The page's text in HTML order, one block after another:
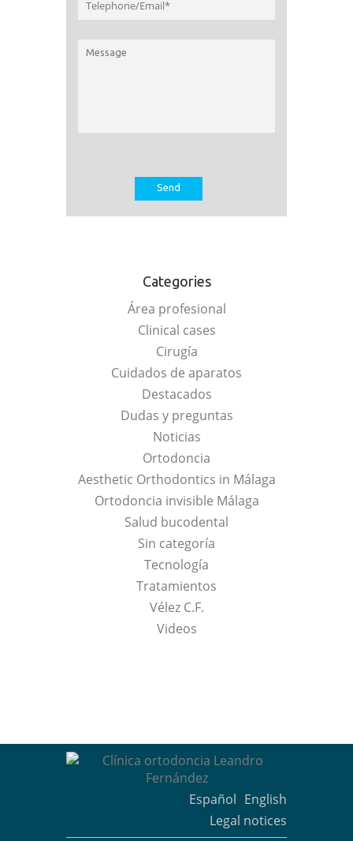
Categories
Área profesional
Clinical cases
Cirugía
Cuidados de aparatos
Destacados
Dudas y preguntas
Noticias
Ortodoncia
Aesthetic Orthodontics in Málaga
Ortodoncia invisible Málaga
Salud bucodental
Sin categoría
Tecnología
Tratamientos
Vélez C.F.
Videos
Español English
Legal notices